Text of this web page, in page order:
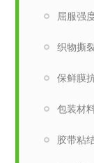
屈服强
织物撕
保鲜膜
包装材
胶带粘